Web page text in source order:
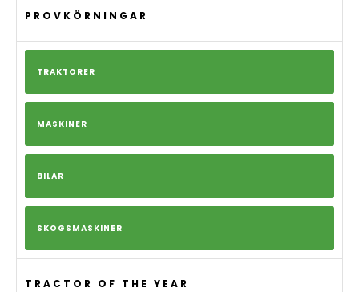
PROVKÖRNINGAR
TRAKTORER
MASKINER
BILAR
SKOGSMASKINER
TRACTOR OF THE YEAR